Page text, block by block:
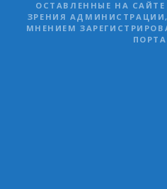
ОСТАВЛЕННЫЕ НА
ЗРЕНИЯ
МНЕНИЕМ